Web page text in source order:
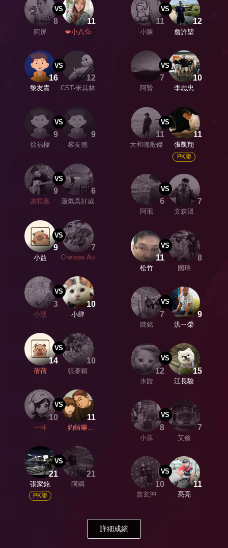
8
阿屏
VS
11
💋小八💦
16
黎友貴
VS
12
CST-米其林
9
徐福樑
VS
9
黎友德
9
謝桓熏
VS
6
運氣真好威
9
小益
VS
7
Chelsea Ao
3
小慧
VS
10
小肆
14
蒨蒨
VS
10
張彥穎
10
一林
VS
11
釣蝦樂
21
張家銘
PK勝
VS
21
阿綱
11
小陳
VS
12
詹許堃
7
阿賢
VS
10
李志忠
11
大和魂殷傑
VS
11
張凱翔
PK勝
6
阿珉
VS
7
文森溫
11
松竹
VS
8
國瑞
7
陳銘
VS
9
洪ㄧ榮
12
水餃
VS
15
江長駿
8
小原
VS
7
艾倫
10
曾玄沖
VS
11
亮亮
詳細成績